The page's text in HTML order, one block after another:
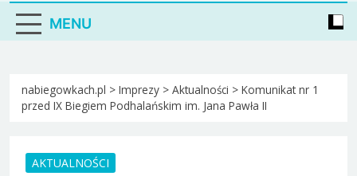
MENU
nabiegowkach.pl > Imprezy > Aktualności > Komunikat nr 1
przed IX Biegiem Podhalańskim im. Jana Pawła II
AKTUALNOŚCI